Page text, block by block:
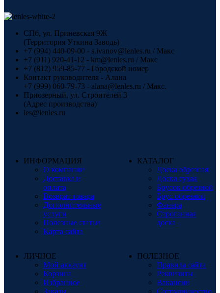
СПб, ул. Приневская 9Ж
(Территория Уткина Заводь)
+7 (994) 440-09-00 - s.ivanov@lenles.ru / Макс
+7 (911) 920-41-12 - km@lenles.ru / Макс
+7 (812) 959-85-77 - Городской номер
Контакт руководителя - Алана
+7 (999) 060-79-73 - alana@lenles.ru / Макс.
Приозерный, ул. Строителей 3
(Адрес производства)
les@lenles.ru
ИНФОРМАЦИЯ
О компании
Доставка и
оплата
Возврат товара
Дополнительные
услуги
Полезные статьи
Карта сайта
КАТАЛОГ
Доска обрезная
Доска сухая
Брусок обрезной
Брус обрезной
Фанера
Строганная
доска
ЛИЧНОЕ
Мой аккаунт
Корзина
Избранное
ПОЛЕЗНОЕ
Правила сайта
Реквизиты
Вакансии